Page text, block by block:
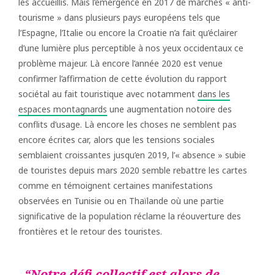
tourisme » dans plusieurs pays européens tels que
l’Espagne, l’Italie ou encore la Croatie n’a fait qu’éclairer
d’une lumière plus perceptible à nos yeux occidentaux ce
problème majeur. Là encore l’année 2020 est venue
confirmer l’affirmation de cette évolution du rapport
sociétal au fait touristique avec notamment dans les
espaces montagnards une augmentation notoire des
conflits d’usage. Là encore les choses ne semblent pas
encore écrites car, alors que les tensions sociales
semblaient croissantes jusqu’en 2019, l’« absence » subie
de touristes depuis mars 2020 semble rebattre les cartes
comme en témoignent certaines manifestations
observées en Tunisie ou en Thaïlande où une partie
significative de la population réclame la réouverture des
frontières et le retour des touristes.